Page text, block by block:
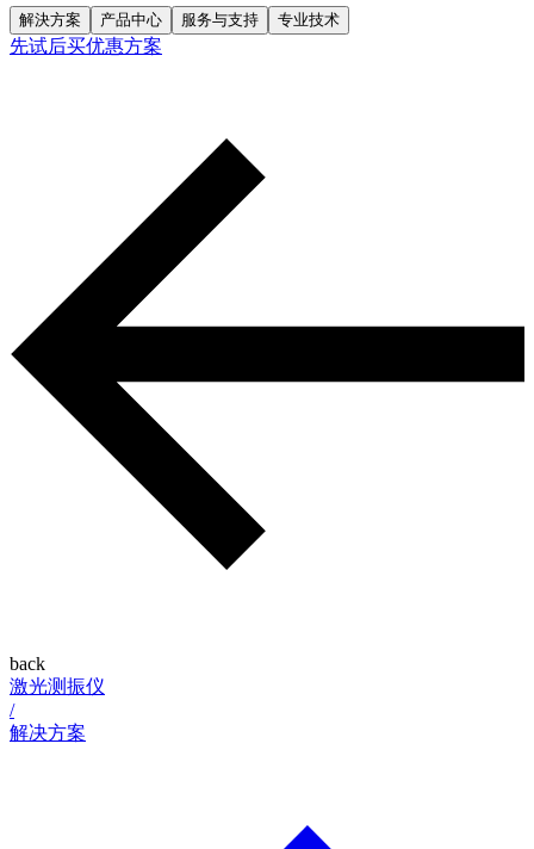
解決方案 产品中心 服务与支持 专业技术
先试后买优惠方案
back
激光测振仪
/
解决方案